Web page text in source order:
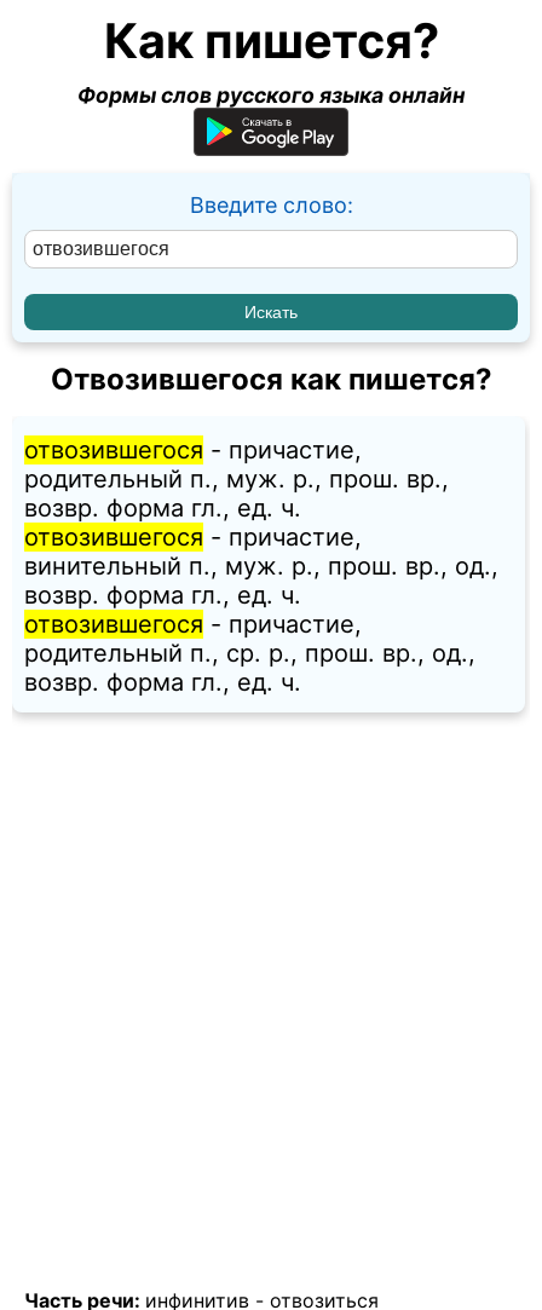
Как пишется?
Формы слов русского языка онлайн
Введите слово:
Отвозившегося как пишется?
отвозившегося - причастие,
родительный п., муж. p., прош. вр.,
возвр. форма гл., ед. ч.
отвозившегося - причастие,
винительный п., муж. p., прош. вр., од.,
возвр. форма гл., ед. ч.
отвозившегося - причастие,
родительный п., ср. p., прош. вр., од.,
возвр. форма гл., ед. ч.
Часть речи: инфинитив - отвозиться